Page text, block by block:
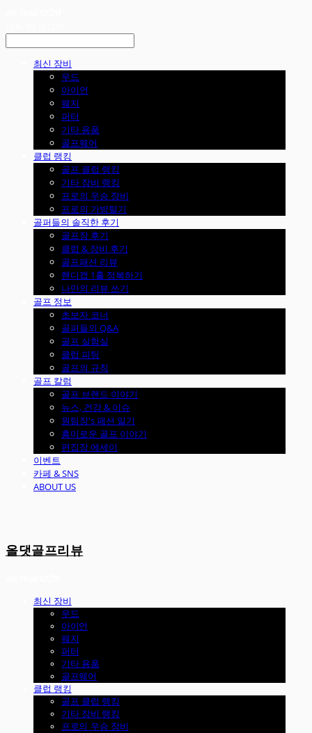
최신 장비
우드
아이언
웨지
퍼터
기타 용품
골프웨어
클럽 랭킹
골프 클럽 랭킹
기타 장비 랭킹
프로의 우승 장비
프로의 가방털기
골퍼들의 솔직한 후기
골프장 후기
클럽 & 장비 후기
골프패션 리뷰
핸디캡 1홀 정복하기
나만의 리뷰 쓰기
골프 정보
초보자 코너
골퍼들의 Q&A
골프 실험실
클럽 피팅
골프의 규칙
골프 칼럼
골프 브랜드 이야기
뉴스, 건강 & 이슈
원팀장's 패션 일기
흥미로운 골프 이야기
편집장 에세이
이벤트
카페 & SNS
ABOUT US
올댓골프리뷰
최신 장비
우드
아이언
웨지
퍼터
기타 용품
골프웨어
클럽 랭킹
골프 클럽 랭킹
기타 장비 랭킹
프로의 우승 장비